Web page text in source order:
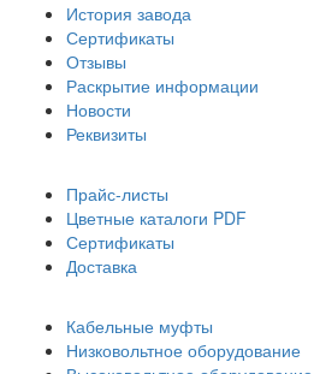
История завода
Сертификаты
Отзывы
Раскрытие информации
Новости
Реквизиты
Прайс-листы
Цветные каталоги PDF
Сертификаты
Доставка
Кабельные муфты
Низковольтное оборудование